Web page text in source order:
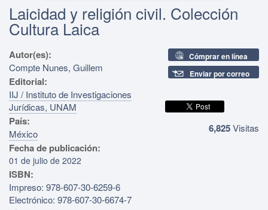
Laicidad y religión civil. Colección
Cultura Laica
Autor(es):
Compte Nunes, Guillem
Editorial:
IIJ / Instituto de Investigaciones
Jurídicas, UNAM
País:
México
Fecha de publicación:
01 de julio de 2022
ISBN:
Impreso: 978-607-30-6259-6
Electrónico: 978-607-30-6674-7
Cómprar en línea
Enviar por correo
6,825Visitas